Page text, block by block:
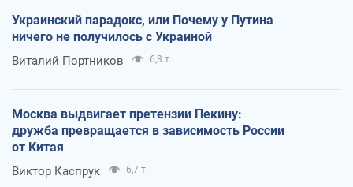
Украинский парадокс, или Почему у Путина
ничего не получилось с Украиной
Виталий Портников 6,3 т.
Москва выдвигает претензии Пекину:
дружба превращается в зависимость России
от Китая
Виктор Каспрук 6,7 т.